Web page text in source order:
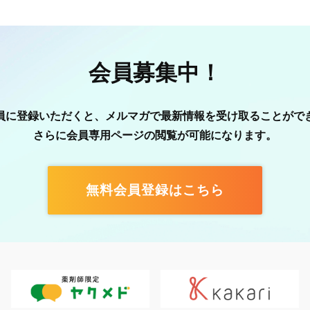
会員募集中！
に登録いただくと、メルマガで最新情報を受け取ることがで
さらに会員専用ページの閲覧が可能になります。
無料会員登録はこちら